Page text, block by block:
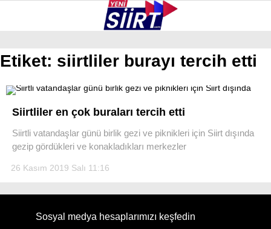
GALERİ VİDEO YAZARLAR
BAYKAN
PERVARI
ŞIRVAN
TILLO
Etiket: siirtliler burayı tercih etti
Siirtliler en çok buraları tercih etti
Siirtli vatandaşlar günü birlik gezi ve piknikleri için Siirt dışında
gezip gördükleri ve konakladıkları merkezler
26 Kasım 2019 Salı 11:16
Sosyal medya hesaplarımızı keşfedin